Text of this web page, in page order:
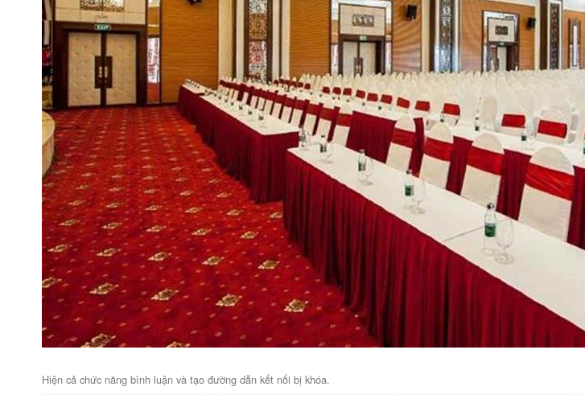
Hiện cả chức năng bình luận và tạo đường dẫn kết nối bị khóa.